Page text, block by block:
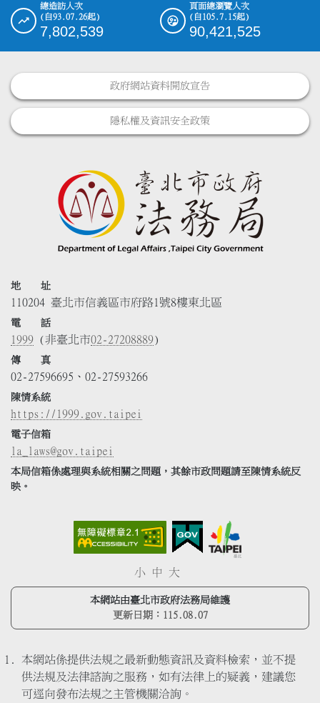
總造訪人次
(自93.07.26起)
7,802,539
頁面總瀏覽人次
(自105.7.15起)
90,421,525
政府網站資料開放宣告
隱私權及資訊安全政策
地 址
110204 臺北市信義區市府路1號8樓東北區
電 話
1999 (非臺北市02-27208889)
傳 真
02-27596695、02-27593266
陳情系統
https://1999.gov.taipei
電子信箱
la_laws@gov.taipei
本局信箱係處理與系統相關之問題，其餘市政問題請至陳情系統反
映。
小 中 大
本網站由臺北市政府法務局維護
更新日期： 115.08.07
本網站係提供法規之最新動態資訊及資料檢索，並不提
供法規及法律諮詢之服務，如有法律上的疑義，建議您
可逕向發布法規之主管機關洽詢。